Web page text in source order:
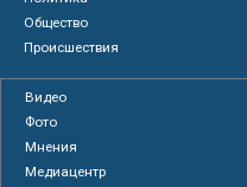
Общество
Происшествия
Видео
Фото
Мнения
Медиацентр